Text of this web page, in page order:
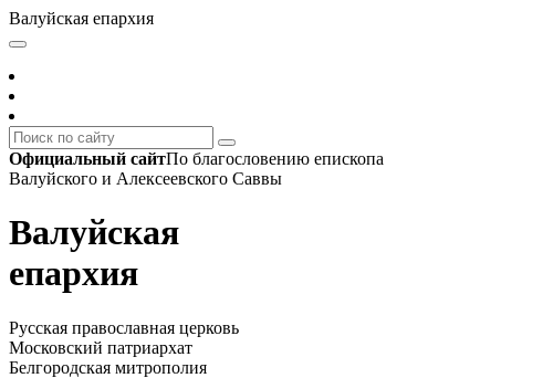
Валуйская епархия
Официальный сайтПо благословению епископа
Валуйского и Алексеевского Саввы
Валуйская
епархия
Русская православная церковь
Московский патриархат
Белгородская митрополия